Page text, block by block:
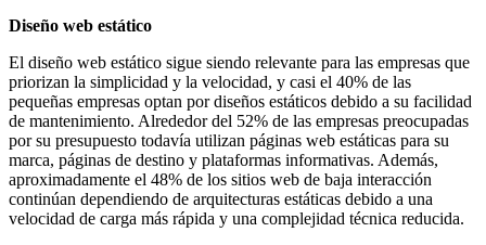
Diseño web estático
El diseño web estático sigue siendo relevante para las empresas que
priorizan la simplicidad y la velocidad, y casi el 40% de las
pequeñas empresas optan por diseños estáticos debido a su facilidad
de mantenimiento. Alrededor del 52% de las empresas preocupadas
por su presupuesto todavía utilizan páginas web estáticas para su
marca, páginas de destino y plataformas informativas. Además,
aproximadamente el 48% de los sitios web de baja interacción
continúan dependiendo de arquitecturas estáticas debido a una
velocidad de carga más rápida y una complejidad técnica reducida.